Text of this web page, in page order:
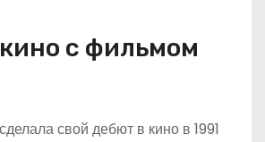
с фильмом
свой дебют в кино в 1991